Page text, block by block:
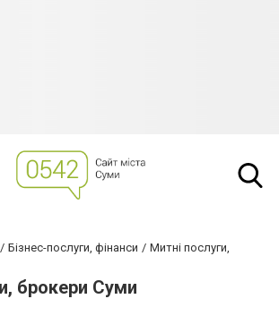
Бізнес-послуги, фінанси
Митні послуги,
брокери Суми